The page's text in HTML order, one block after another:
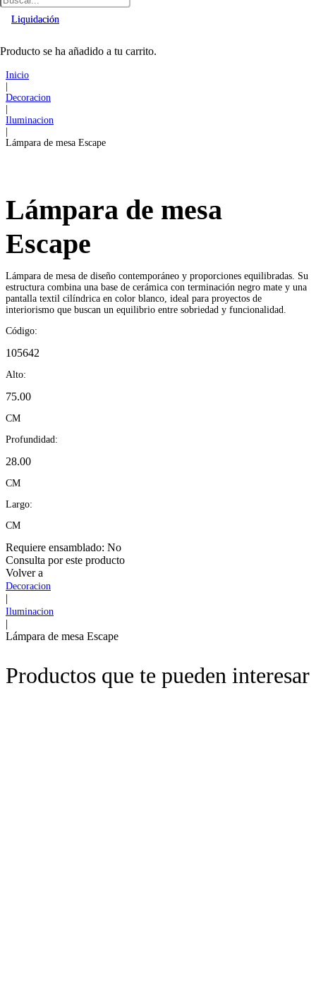
Producto se ha añadido a tu carrito.
Inicio
Decoracion
Iluminacion
Lámpara de mesa Escape
Lámpara de mesa
Escape
Lámpara de mesa de diseño contemporáneo y proporciones equilibradas. Su
estructura combina una base de cerámica con terminación negro mate y una
pantalla textil cilíndrica en color blanco, ideal para proyectos de
interiorismo que buscan un equilibrio entre sobriedad y funcionalidad.
Código:
105642
Alto:
75.00
CM
Profundidad:
28.00
CM
Largo:
CM
Requiere ensamblado: No
Consulta por este producto
Volver a
Decoracion
|
Iluminacion
|
Lámpara de mesa Escape
Productos que te pueden interesar
Liquidación
Liquidación